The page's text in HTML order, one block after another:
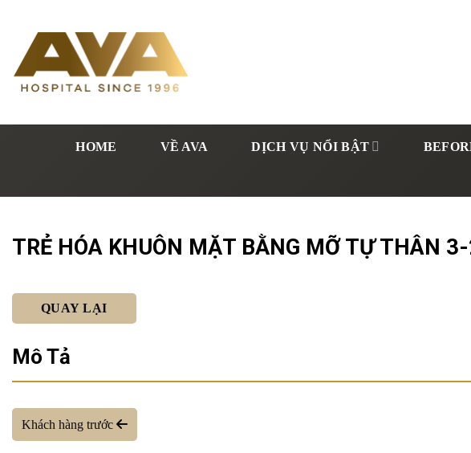
HOME VỀ AVA DỊCH VỤ NỔI BẬT
TRẺ HÓA KHUÔN MẶT BẰNG MỠ TỰ THÂN
QUAY LẠI
Mô Tả
Khách hàng trước